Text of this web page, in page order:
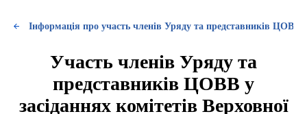
Інформація про участь членів Уряду та представників ЦОВВ
Участь членів Уряду та
представників ЦОВВ у
засіданнях комітетів Верховної